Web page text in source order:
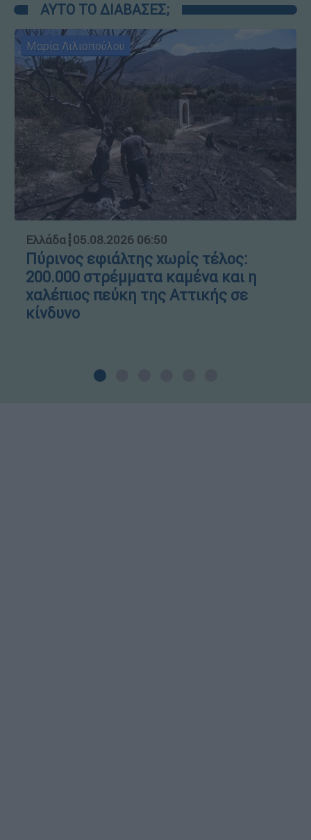
ΑΥΤΟ ΤΟ ΔΙΑΒΑΣΕΣ;
Μαρία Λιλιοπούλου
Ελλάδα┋05.08.2026 06:50
Πύρινος εφιάλτης χωρίς τέλος:
200.000 στρέμματα καμένα και η
χαλέπιος πεύκη της Αττικής σε
κίνδυνο